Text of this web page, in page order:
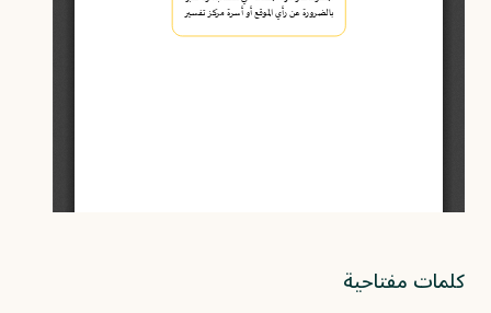
كلمات مفتاحية